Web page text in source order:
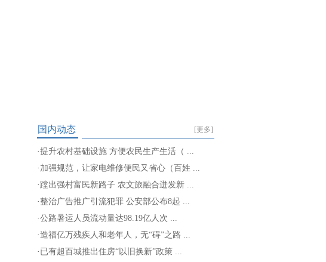
[更多]
国内动态
·提升农村基础设施 方便农民生产生活（ ...
· 加强规范，让家电维修便民又省心（百姓 ...
·蹚出强村富民新路子 农文旅融合迸发新 ...
·整治广告推广引流犯罪 公安部公布8起 ...
·公路暑运人员流动量达98.19亿人次 ...
·造福亿万残疾人和老年人，无“碍”之路 ...
· 已有超百城推出住房“以旧换新”政策 ...